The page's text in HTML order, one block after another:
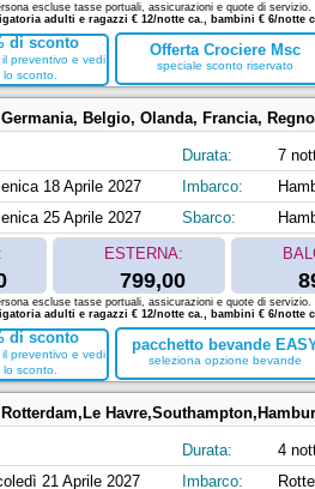
di sconto
il preventivo e vedi
lo sconto.
Offerta Crociere Msc
speciale sconto riservato
escluse tasse portuali, assicurazioni e quote di
adulti e ragazzi € 12/notte ca., bambini € 6/notte
Germania, Belgio, Olanda, Francia,
18 Aprile 2027
25 Aprile 2027
Durata:
7
Imbarco:
Sbarco:
ESTERNA:
799,00
di sconto
il preventivo e vedi
lo sconto.
pacchetto bevande
seleziona opzione bevande
escluse tasse portuali, assicurazioni e quote di
adulti e ragazzi € 12/notte ca., bambini € 6/notte
Rotterdam,Le
21 Aprile 2027
Durata:
4
Imbarco: